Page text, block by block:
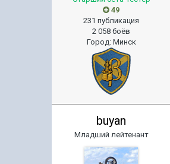
49
231 публикация
2 058 боёв
Город: Минск
buyan
Младший лейтенант